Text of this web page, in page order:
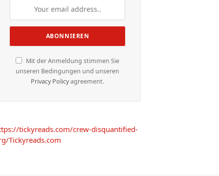
Mit der Anmeldung stimmen Sie
unseren Bedingungen und unseren
Privacy Policyagreement.
tickyreads.com/crew-disquantified-
Tickyreads.com